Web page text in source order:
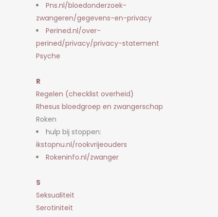
Pns.nl/bloedonderzoek-
zwangeren/gegevens-en-privacy
Perined.nl/over-
perined/privacy/privacy-statement
Psyche
R
Regelen (checklist overheid)
Rhesus bloedgroep en zwangerschap
Roken
hulp bij stoppen:
ikstopnu.nl/rookvrijeouders
Rokeninfo.nl/zwanger
S
Seksualiteit
Serotiniteit